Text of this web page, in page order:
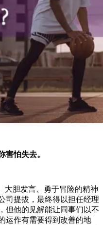
害怕失去。
大胆发言、勇于冒险的精神
司提拔，最终得以担任经理
但他的见解能让同事们以不
运作有需要得到改善的地